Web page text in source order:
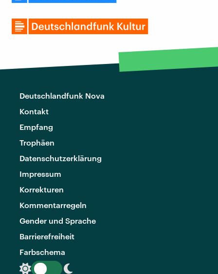
Deutschlandfunk Nova
Kontakt
Empfang
Trophäen
Datenschutzerklärung
Impressum
Korrekturen
Kommentarregeln
Gender und Sprache
Barrierefreiheit
Farbschema